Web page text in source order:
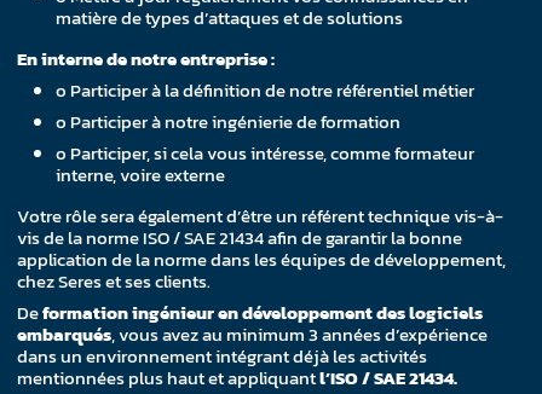
matière de types d’attaques et de solutions
En interne de notre entreprise :
o Participer à la définition de notre référentiel métier
o Participer à notre ingénierie de formation
o Participer, si cela vous intéresse, comme formateur
interne, voire externe
Votre rôle sera également d’être un référent technique vis-à-
vis de la norme ISO / SAE 21434 afin de garantir la bonne
application de la norme dans les équipes de développement,
chez Seres et ses clients.
Deformation ingénieur en développement des logiciels
embarqués, vous avez au minimum 3 années d’expérience
dans un environnement intégrant déjà les activités
mentionnées plus haut et appliquantl’ISO / SAE 21434.